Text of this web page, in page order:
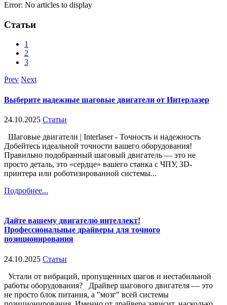
Error: No articles to display
Статьи
1
2
3
Prev Next
Выберите надежные шаговые двигатели от Интерлазер
24.10.2025 Статьи
Шаговые двигатели | Interlaser - Точность и надежность
Добейтесь идеальной точности вашего оборудования!
Правильно подобранный шаговый двигатель — это не
просто деталь, это «сердце» вашего станка с ЧПУ, 3D-
принтера или роботизированной системы...
Подробнее...
Дайте вашему двигателю интеллект!
Профессиональные драйверы для точного
позиционирования
24.10.2025 Статьи
Устали от вибраций, пропущенных шагов и нестабильной
работы оборудования? Драйвер шагового двигателя — это
не просто блок питания, а "мозг" всей системы